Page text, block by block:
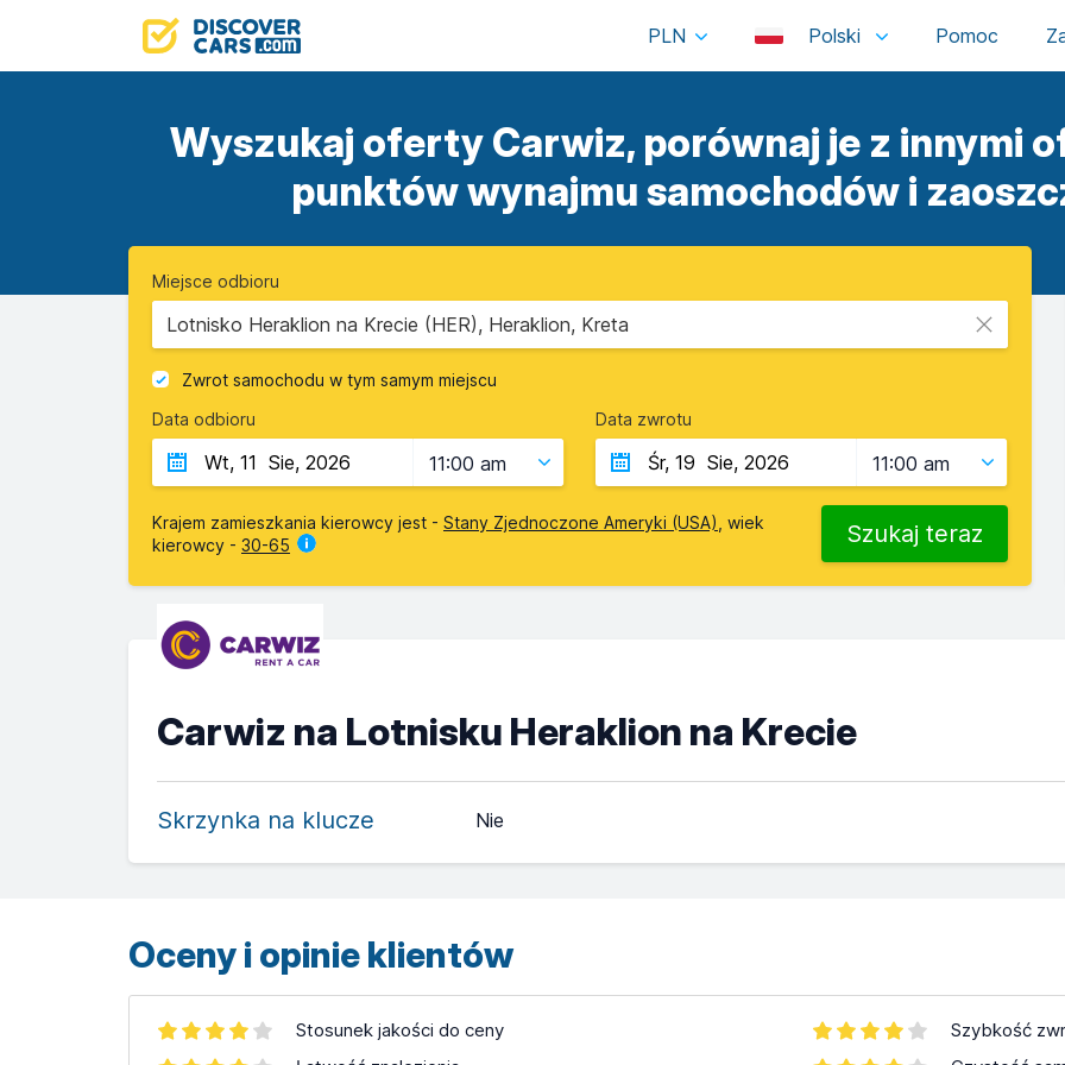
PLN Polski
Wyszukaj oferty Carwiz, porównaj je z innymi
punktów wynajmu samochodów i
Miejsce odbioru
Lotnisko Heraklion na Krecie (HER), Heraklion, Kreta
Zwrot samochodu w tym samym miejscu
Data odbioru
11:00 am
Data zwrotu
11:00 am
Krajem zamieszkania kierowcy jest - Stany Zjednoczone Ameryki (USA) , wiek
kierowcy - 30-65 Szukaj teraz
Carwiz na Lotnisku Heraklion na Krecie
Skrzynka na klucze Nie
Oceny i opinie klientów
Stosunek jakości do ceny
Szybkość